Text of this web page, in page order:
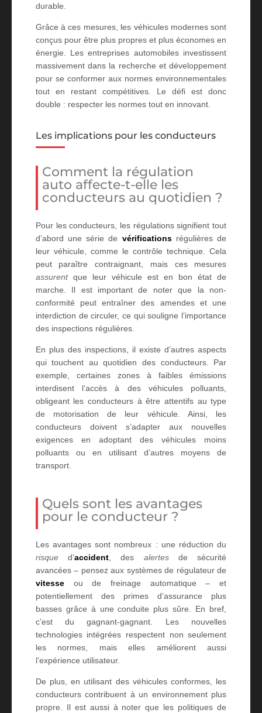
durable.
Grâce à ces mesures, les véhicules modernes sont
conçus pour être plus propres et plus économes en
énergie. Les entreprises automobiles investissent
massivement dans la recherche et développement
pour se conformer aux normes environnementales
tout en restant compétitives. Le défi est donc
double : respecter les normes tout en innovant.
Les implications pour les conducteurs
Comment la régulation
auto affecte-t-elle les
conducteurs au quotidien ?
Pour les conducteurs, les régulations signifient tout
d’abord une série de vérificationsrégulières de
leur véhicule, comme le contrôle technique. Cela
peut paraître contraignant, mais ces mesures
assurentque leur véhicule est en bon état de
marche. Il est important de noter que la non-
conformité peut entraîner des amendes et une
interdiction de circuler, ce qui souligne l’importance
des inspections régulières.
En plus des inspections, il existe d’autres aspects
qui touchent au quotidien des conducteurs. Par
exemple, certaines zones à faibles émissions
interdisent l’accès à des véhicules polluants,
obligeant les conducteurs à être attentifs au type
de motorisation de leur véhicule. Ainsi, les
conducteurs doivent s’adapter aux nouvelles
exigences en adoptant des véhicules moins
polluants ou en utilisant d’autres moyens de
transport.
Quels sont les avantages
pour le conducteur ?
Les avantages sont nombreux : une réduction du
risqued’accident, des alertesde sécurité
avancées – pensez aux systèmes de régulateur de
vitesseou de freinage automatique – et
potentiellement des primes d’assurance plus
basses grâce à une conduite plus sûre. En bref,
c’est du gagnant-gagnant. Les nouvelles
technologies intégrées respectent non seulement
les normes, mais elles améliorent aussi
l’expérience utilisateur.
De plus, en utilisant des véhicules conformes, les
conducteurs contribuent à un environnement plus
propre. Il est aussi à noter que les politiques de